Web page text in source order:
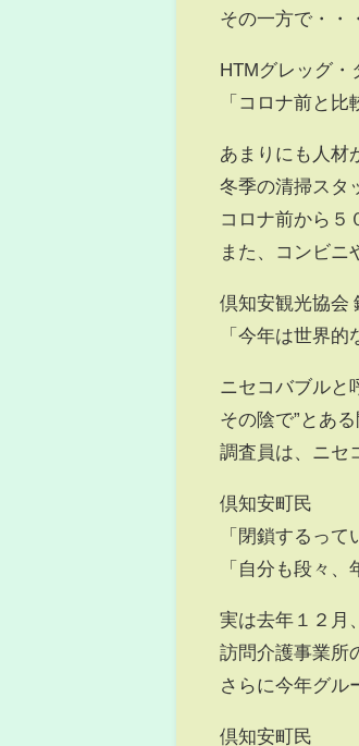
その一方で・・・
HTMグレッグ
「コロナ前と
あまりにも人材
冬季の清掃スタ
コロナ前から５
また、コンビニ
倶知安観光協会
「今年は世界
ニセコバブルと
その陰で”とあ
調査員は、ニセ
倶知安町民
「閉鎖するって
「自分も段々
実は去年１２月
訪問介護事業所
さらに今年グル
倶知安町民